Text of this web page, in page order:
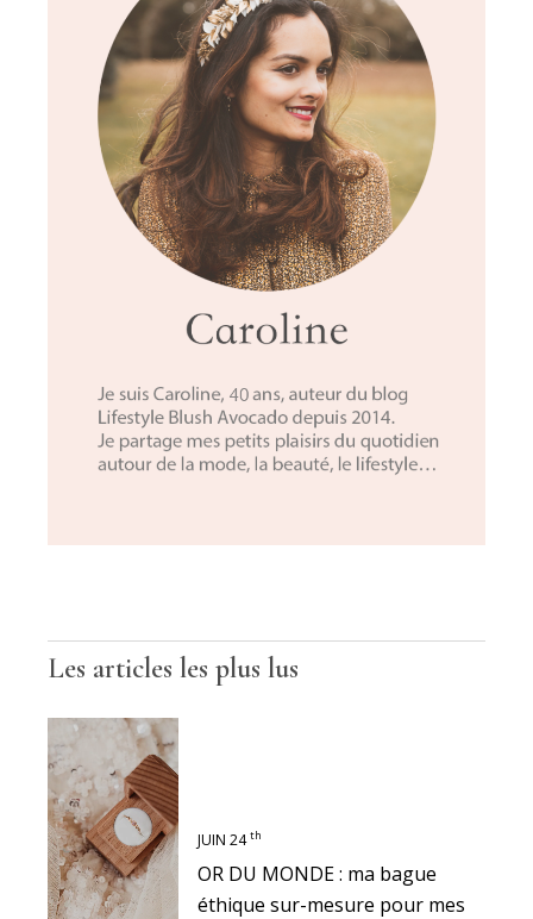
Les articles les plus lus
JUIN 24 th
OR DU MONDE : ma bague
éthique sur-mesure pour mes